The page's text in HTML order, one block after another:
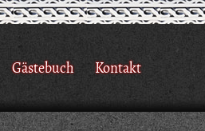
Gästebuch Kontakt